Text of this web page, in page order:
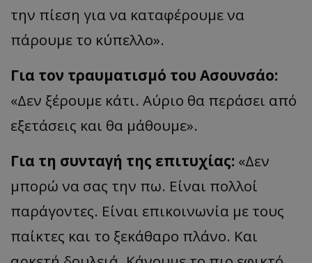
την πίεση για να καταφέρουμε να
πάρουμε το κύπελλο».
Για τον τραυματισμό του Ασουνσάο:
«Δεν ξέρουμε κάτι. Αύριο θα περάσει από
εξετάσεις και θα μάθουμε».
Για τη συνταγή της επιτυχίας: «Δεν
μπορώ να σας την πω. Είναι πολλοί
παράγοντες. Είναι επικοινωνία με τους
παίκτες και το ξεκάθαρο πλάνο. Και